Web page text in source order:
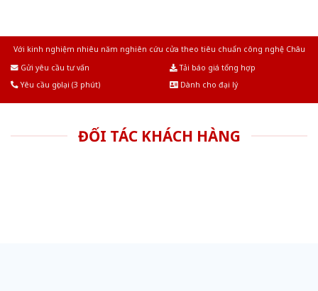
Với kinh nghiệm nhiêu năm nghiên cứu cửa theo tiêu chuẩn công nghệ Châu
Gửi yêu cầu tư vấn
Tải báo giá tổng hợp
Yêu cầu gọi lại (3 phút)
Dành cho đại lý
ĐỐI TÁC KHÁCH HÀNG